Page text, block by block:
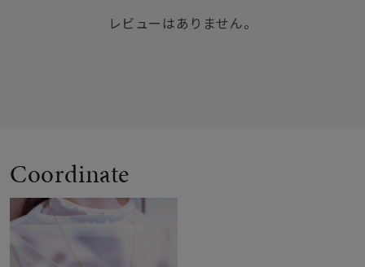
レビューはありません。
Coordinate